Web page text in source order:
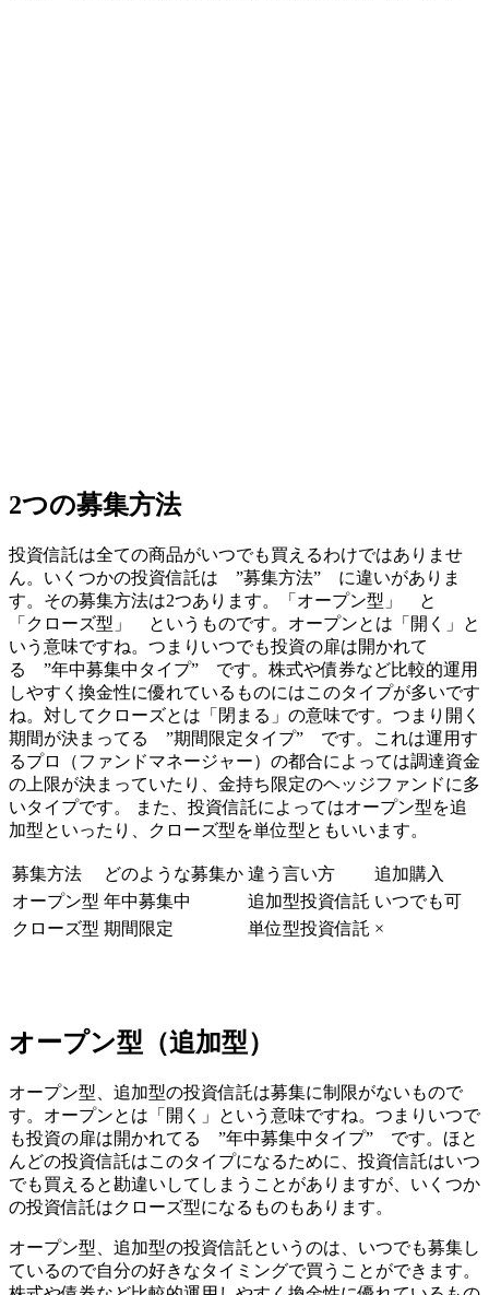
2つの募集方法
投資信託は全ての商品がいつでも買えるわけではありませ
ん。いくつかの投資信託は ”募集方法” に違いがありま
す。その募集方法は2つあります。「オープン型」 と
「クローズ型」 というものです。オープンとは「開く」と
いう意味ですね。つまりいつでも投資の扉は開かれて
る ”年中募集中タイプ” です。株式や債券など比較的運用
しやすく換金性に優れているものにはこのタイプが多いです
ね。対してクローズとは「閉まる」の意味です。つまり開く
期間が決まってる ”期間限定タイプ” です。これは運用す
るプロ（ファンドマネージャー）の都合によっては調達資金
の上限が決まっていたり、金持ち限定のヘッジファンドに多
いタイプです。 また、投資信託によってはオープン型を追
加型といったり、クローズ型を単位型ともいいます。
募集方法 どのような募集か 違う言い方
追加購入
オープン型 年中募集中 追加型投資信託 いつでも可
クローズ型 期間限定 単位型投資信託 ×
オープン型（追加型）
オープン型、追加型の投資信託は募集に制限がないもので
す。オープンとは「開く」という意味ですね。つまりいつで
も投資の扉は開かれてる ”年中募集中タイプ” です。ほと
んどの投資信託はこのタイプになるために、投資信託はいつ
でも買えると勘違いしてしまうことがありますが、いくつか
の投資信託はクローズ型になるものもあります。
オープン型、追加型の投資信託というのは、いつでも募集し
ているので自分の好きなタイミングで買うことができます。